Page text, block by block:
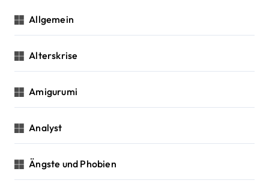
n
Allgemein
Alterskrise
Amigurumi
Analyst
Ängste und Phobien